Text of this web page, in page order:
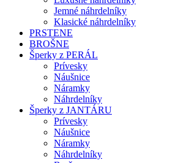
Jemné náhrdelníky
Klasické náhrdelníky
PRSTENE
BROŠNE
Šperky z PERÁL
Prívesky
Náušnice
Náramky
Náhrdelníky
Šperky z JANTÁRU
Prívesky
Náušnice
Náramky
Náhrdelníky